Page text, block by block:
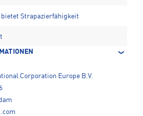
Strapazierfähigkeit
Corporation Europe B.V.